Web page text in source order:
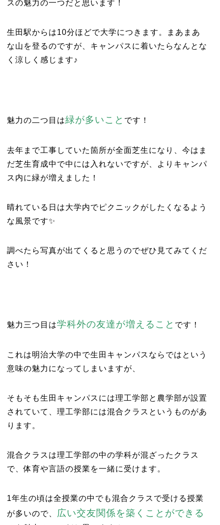
スの魅力の一つだと思います！
生田駅からは10分ほどで大学につきます。まあまあ
な山を登るのですが、キャンパスに着いたらなんとな
く涼しく感じます♪
魅力の二つ目は緑が多いこと です！
去年まで工事していた箇所が全面芝生になり、今はま
だ芝生育成中で中には入れないですが、よりキャンパ
ス内に緑が増えました！
晴れている日は大学内でピクニックがしたくなるよう
な風景です✨
調べたら写真が出てくると思うのでぜひ見てみてくだ
さい！
魅力三つ目は学科外の友達が増えること です！
これは明治大学の中で生田キャンパスならではという
意味の魅力になってしまいますが、
そもそも生田キャンパスには理工学部と農学部が設置
されていて、理工学部には混合クラスというものがあ
ります。
混合クラスは理工学部の中の学科が混ざったクラス
で、体育や言語の授業を一緒に受けます。
1年生の頃は全授業の中でも混合クラスで受ける授業
が多いので、
広い交友関係を築くことができる